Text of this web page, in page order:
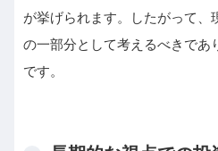
が挙げられます。したがって、
の一部分として考えるべきであ
です。